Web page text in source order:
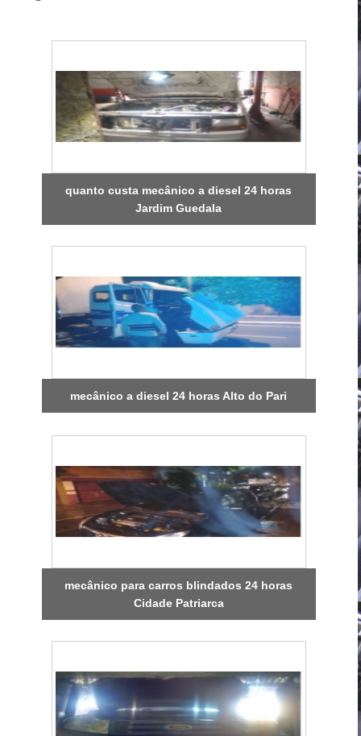
quanto custa mecânico a diesel 24 horas
Jardim Guedala
mecânico a diesel 24 horas Alto do Pari
mecânico para carros blindados 24 horas
Cidade Patriarca